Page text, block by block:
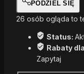
PODZIEL SIĘ
26 osób ogląda to
Status:
Rabaty
Zapytaj